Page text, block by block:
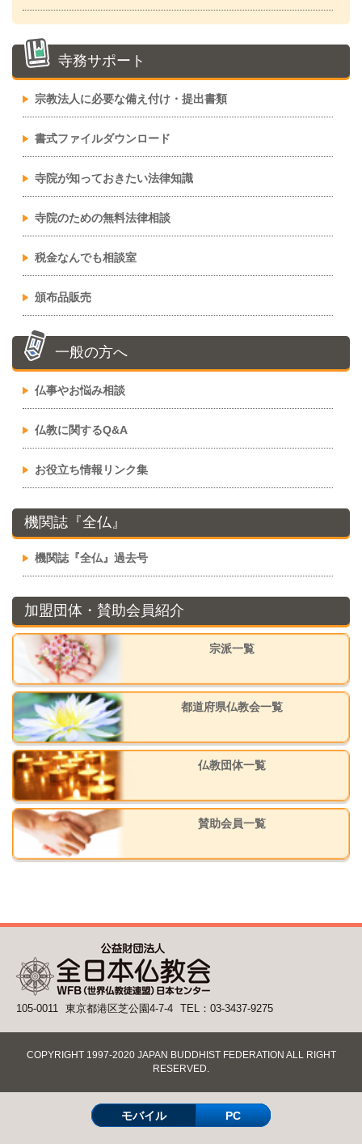
寺務サポート
宗教法人に必要な備え付け・提出書類
書式ファイルダウンロード
寺院が知っておきたい法律知識
寺院のための無料法律相談
税金なんでも相談室
頒布品販売
一般の方へ
仏事やお悩み相談
仏教に関するQ&A
お役立ち情報リンク集
機関誌『全仏』
機関誌『全仏』過去号
加盟団体・賛助会員紹介
宗派一覧
都道府県仏教会一覧
仏教団体一覧
賛助会員一覧
105-0011 東京都港区芝公園4-7-4 TEL：03-3437-9275
COPYRIGHT 1997-2020 JAPAN BUDDHIST FEDERATION ALL RIGHT
RESERVED.
モバイル PC